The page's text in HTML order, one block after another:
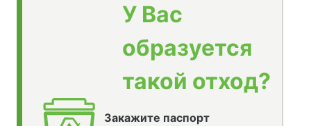
У Вас
образуется
такой отход?
Закажите паспорт